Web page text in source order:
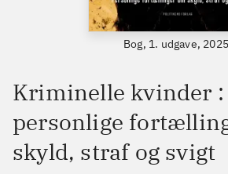
Bog, 1. udgave, 2025
Kriminelle kvinder :
personlige
skyld, straf og svigt